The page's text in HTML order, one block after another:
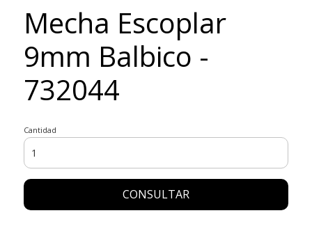
Mecha Escoplar
9mm Balbico -
732044
Cantidad
CONSULTAR